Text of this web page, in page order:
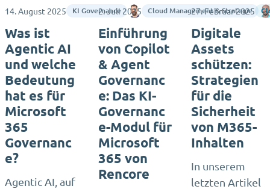
14. August 2025 KI Governance Matthias Einig
Was ist
Agentic AI
und welche
Bedeutung
hat es für
Microsoft
365
Governanc
e?
Agentic AI, auf
2. Juli 2025 Cloud Management & Strategie
Einführung
von Copilot
& Agent
Governanc
e: Das KI-
Governanc
e-Modul für
Microsoft
365 von
Rencore
27. Februar 2025
Digitale
Assets
schützen:
Strategien
für die
Sicherheit
von M365-
Inhalten
In unserem
letzten Artikel